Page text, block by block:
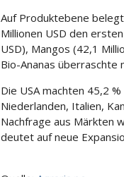
Auf Produktebene
Millionen USD den
USD), Mangos (42,1
Bio-Ananas überraschte
Die USA machten 45,2
Niederlanden, Italien,
Nachfrage aus Märkten
deutet auf neue